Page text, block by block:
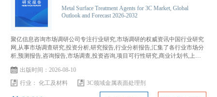
Metal Surface Treatment Agents for 3C Market, Global
Outlook and Forecast 2026-2032
聚亿信息咨询市场调研公司专注行业研究,市场调研的权威资讯中国行业研究
网,从事市场调查研究,投资分析,研究报告,行业分析报告,汇集了各行业市场分
析,预测报告,咨询报告,市场调查,投资咨询,项目可行性研究,商业计划书,上市
出版时间：2026-08-10
行业：化工及材料 3C领域金属表面处理剂